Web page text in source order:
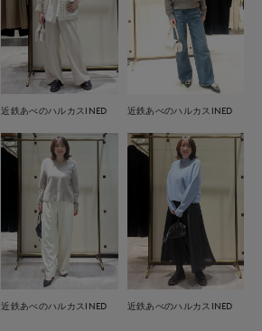
近鉄あべのハルカスINED 近鉄あべのハルカスINED
近鉄あべのハルカスINED 近鉄あべのハルカスINED